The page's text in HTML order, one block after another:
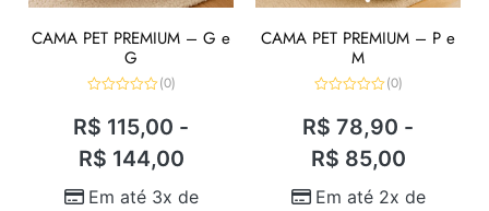
CAMA PET PREMIUM – G e
G
0
de
(0)
R$ 115,00 -
R$ 144,00
Em até 3x de
CAMA PET PREMIUM – P e
M
de
(0)
R$ 78,90 -
R$ 85,00
Em até 2x de